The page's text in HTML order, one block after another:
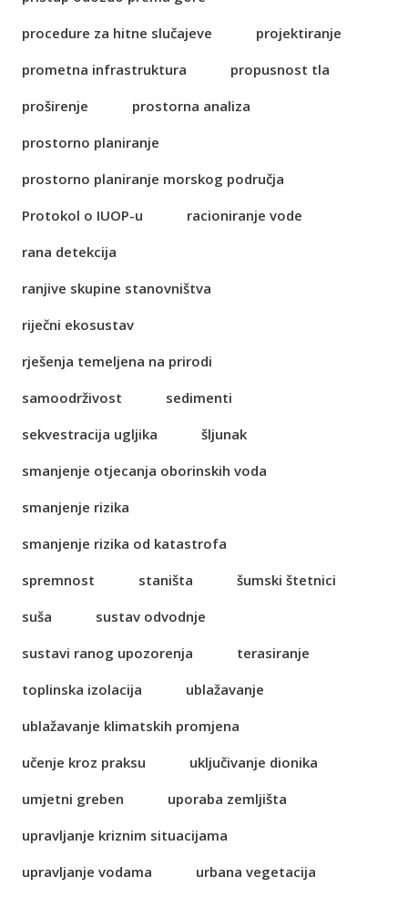
procedure za hitne slučajeve
projektiranje
prometna infrastruktura
propusnost tla
proširenje
prostorna analiza
prostorno planiranje
prostorno planiranje morskog područja
Protokol o IUOP-u
racioniranje vode
rana detekcija
ranjive skupine stanovništva
riječni ekosustav
rješenja temeljena na prirodi
samoodrživost
sedimenti
sekvestracija ugljika
šljunak
smanjenje otjecanja oborinskih voda
smanjenje rizika
smanjenje rizika od katastrofa
spremnost
staništa
šumski štetnici
suša
sustav odvodnje
sustavi ranog upozorenja
terasiranje
toplinska izolacija
ublažavanje
ublažavanje klimatskih promjena
učenje kroz praksu
uključivanje dionika
umjetni greben
uporaba zemljišta
upravljanje kriznim situacijama
upravljanje vodama
urbana vegetacija